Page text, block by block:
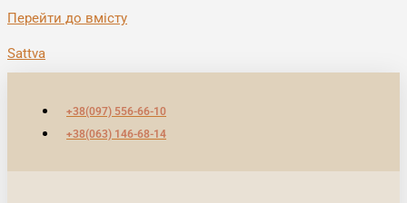
Перейти до вмісту
Sattva
+38(097) 556-66-10
+38(063) 146-68-14